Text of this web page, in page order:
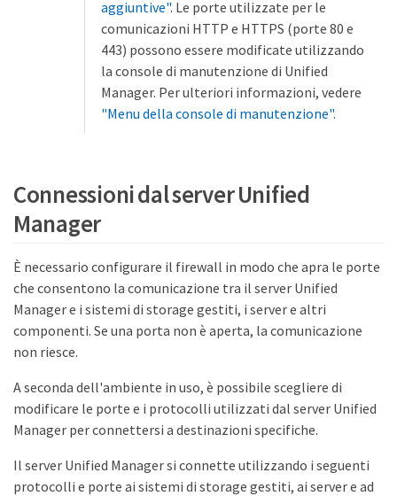
aggiuntive". Le porte utilizzate per le
comunicazioni HTTP e HTTPS (porte 80 e
443) possono essere modificate utilizzando
la console di manutenzione di Unified
Manager. Per ulteriori informazioni, vedere
"Menu della console di manutenzione".
Connessioni dal server Unified
Manager
È necessario configurare il firewall in modo che apra le porte
che consentono la comunicazione tra il server Unified
Manager e i sistemi di storage gestiti, i server e altri
componenti. Se una porta non è aperta, la comunicazione
non riesce.
A seconda dell'ambiente in uso, è possibile scegliere di
modificare le porte e i protocolli utilizzati dal server Unified
Manager per connettersi a destinazioni specifiche.
Il server Unified Manager si connette utilizzando i seguenti
protocolli e porte ai sistemi di storage gestiti, ai server e ad